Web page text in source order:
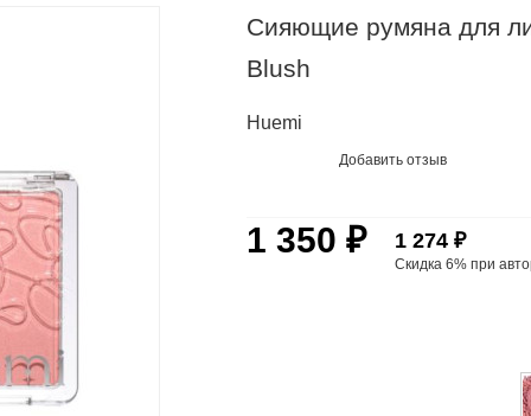
Сияющие румяна для
Blush
Huemi
Добавить отзыв
1 350 ₽ 1 274 ₽
Скидка 6% при